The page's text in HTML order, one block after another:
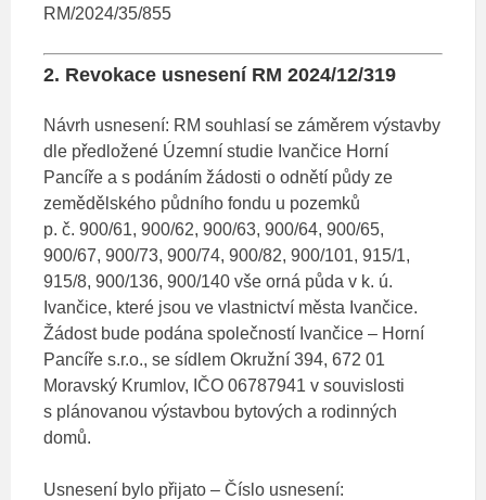
RM/2024/35/855
2. Revokace usnesení RM 2024/12/319
Návrh usnesení: RM souhlasí se záměrem výstavby
dle předložené Územní studie Ivančice Horní
Pancíře a s podáním žádosti o odnětí půdy ze
zemědělského půdního fondu u pozemků
p. č. 900/61, 900/62, 900/63, 900/64, 900/65,
900/67, 900/73, 900/74, 900/82, 900/101, 915/1,
915/8, 900/136, 900/140 vše orná půda v k. ú.
Ivančice, které jsou ve vlastnictví města Ivančice.
Žádost bude podána společností Ivančice – Horní
Pancíře s.r.o., se sídlem Okružní 394, 672 01
Moravský Krumlov, IČO 06787941 v souvislosti
s plánovanou výstavbou bytových a rodinných
domů.
Usnesení bylo přijato – Číslo usnesení: